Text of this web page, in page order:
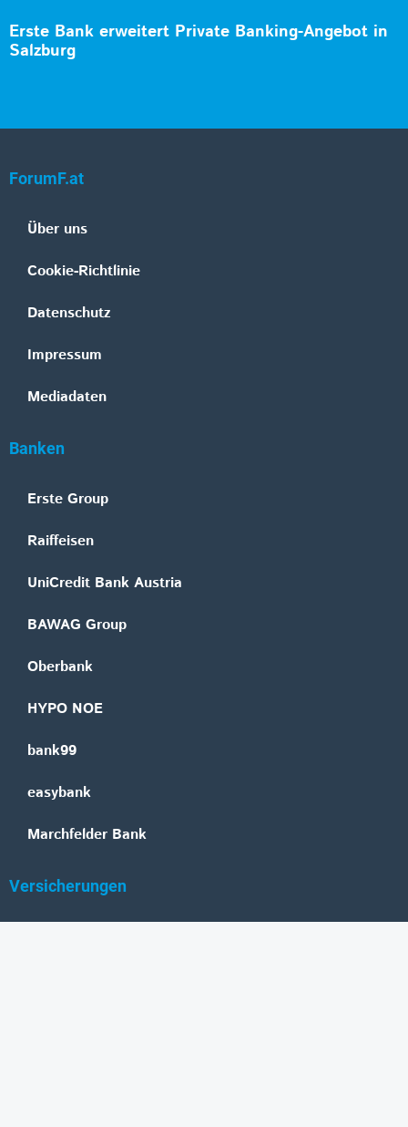
Erste Bank erweitert Private Banking-Angebot in
Salzburg
ForumF.at
Über uns
Cookie-Richtlinie
Datenschutz
Impressum
Mediadaten
Banken
Erste Group
Raiffeisen
UniCredit Bank Austria
BAWAG Group
Oberbank
HYPO NOE
bank99
easybank
Marchfelder Bank
Versicherungen